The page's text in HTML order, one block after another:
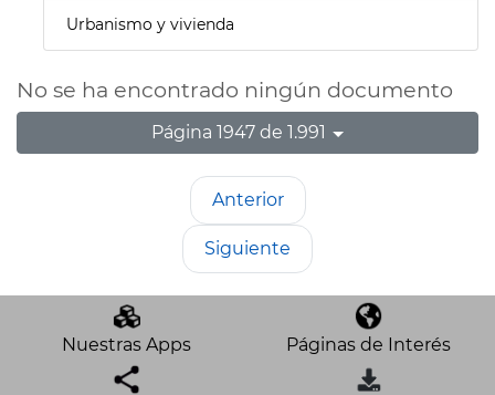
Urbanismo y vivienda
No se ha encontrado ningún documento
Página 1947 de 1.991
Anterior
Siguiente
Nuestras Apps Páginas de Interés